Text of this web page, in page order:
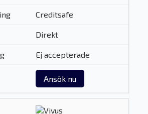
Creditsafe
Direkt
Ej accepterade
Ansök nu